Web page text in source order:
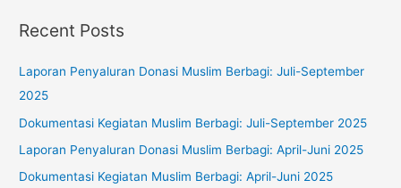
re
o
r
i
e
s
Recent Posts
Laporan Penyaluran Donasi Muslim Berbagi: Juli-September
2025
Dokumentasi Kegiatan Muslim Berbagi: Juli-September 2025
Laporan Penyaluran Donasi Muslim Berbagi: April-Juni 2025
Dokumentasi Kegiatan Muslim Berbagi: April-Juni 2025